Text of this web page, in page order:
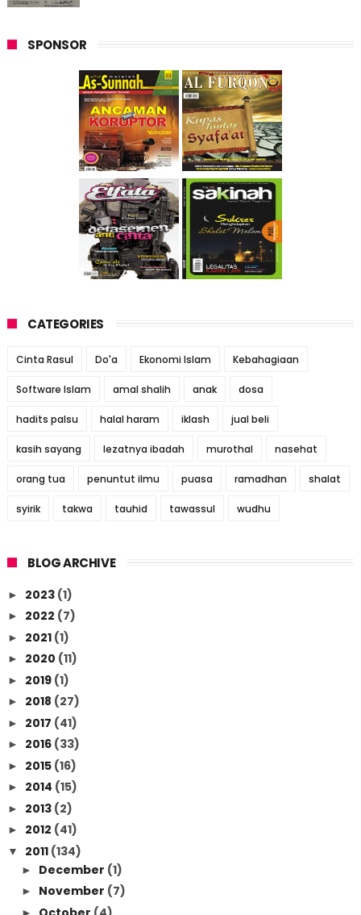
SPONSOR
CATEGORIES
Cinta Rasul Do'a Ekonomi Islam Kebahagiaan
Software Islam amal shalih anak dosa
hadits palsu halal haram iklash jual beli
kasih sayang lezatnya ibadah murothal nasehat
orang tua penuntut ilmu puasa ramadhan shalat
syirik takwa tauhid tawassul wudhu
BLOG ARCHIVE
► 2023 (1)
► 2022 (7)
► 2021 (1)
► 2020 (11)
► 2019 (1)
► 2018 (27)
► 2017 (41)
► 2016 (33)
► 2015 (16)
► 2014 (15)
► 2013 (2)
► 2012 (41)
▼ 2011 (134)
► December (1)
► November (7)
►